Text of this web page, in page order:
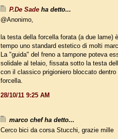
P.De Sade ha detto...
@Anonimo,
la testa della forcella forata (a due lame)
tempo uno standard estetico di molti
La "guida" del freno a tampone poteva
solidale al telaio, fissata sotto la testa
con il classico prigioniero bloccato
forcella.
28/10/11 9:25 AM
marco chef ha detto...
Cerco bici da corsa Stucchi, grazie mille